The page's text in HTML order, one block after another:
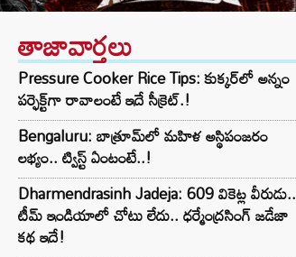
తాజావార్తలు
Pressure Cooker Rice Tips: కుక్కర్‌లో అన్నం
పర్ఫెక్ట్‌గా రావాలంటే ఇదే సీక్రెట్.!
Bengaluru: బాత్రూమ్‌లో మహిళ అస్థిపంజరం
లభ్యం.. ట్విస్ట్ ఏంటంటే..!
Dharmendrasinh Jadeja: 609 వికెట్ల వీరుడు..
టీమ్ ఇండియాలో చోటు లేదు.. ధర్మేంద్రసింగ్ జడేజా
కథ ఇదే!